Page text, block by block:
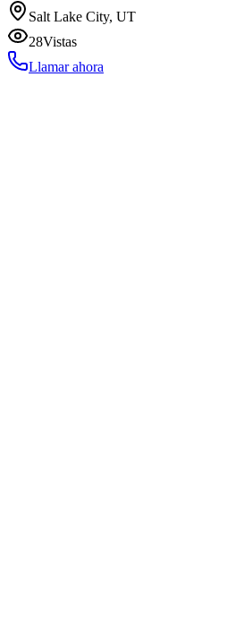
Salt Lake City, UT
28Vistas
Llamar ahora